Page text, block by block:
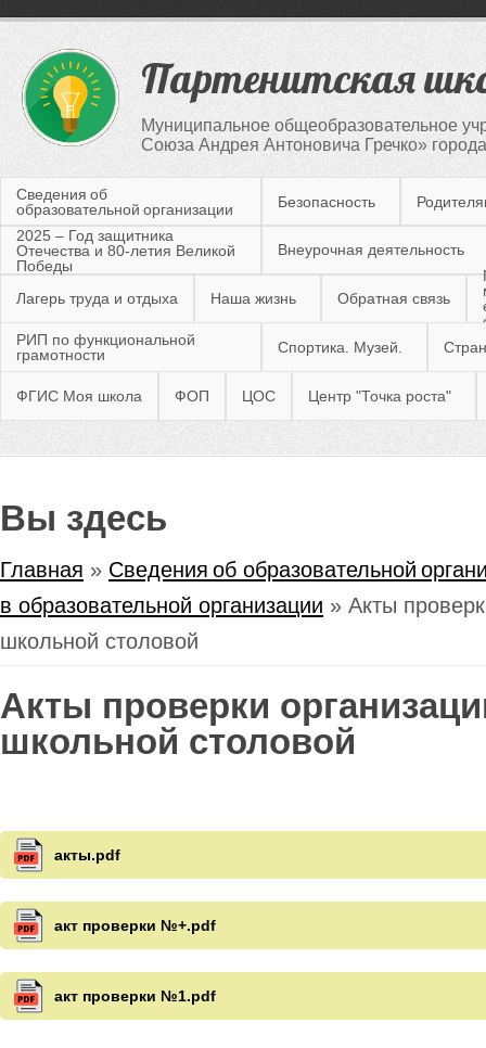
Партенитская
Муниципальное общеобразовательное
Союза Андрея Антоновича Гречко»
Сведения об
образовательной организации
Безопасность
2025 – Год защитника
Отечества и 80-летия Великой
Победы
Внеурочная деятельность
Лагерь труда и отдыха Наша жизнь Обратная связь
РИП по функциональной
грамотности
Спортика. Музей.
ФГИС Моя школа ФОП ЦОС Центр "Точка роста"
Вы здесь
Главная » Сведения об образовательной
в образовательной организации » Акты
школьной столовой
Акты проверки
школьной столовой
акты.pdf
акт проверки №+.pdf
акт проверки №1.pdf